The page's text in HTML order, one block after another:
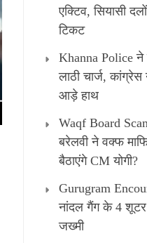
एक्टिव, सियासी
टिकट
Khanna Police ने
लाठी चार्ज,
आड़े हाथ
Waqf Board
बरेलवी ने वक्फ
बैठाएंगे CM योगी?
Gurugram
नांदल गैंग के 4 शूटर
जख्मी